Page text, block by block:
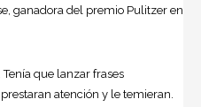
ganadora del premio Pulitzer en
que lanzar frases
atención y le temieran.